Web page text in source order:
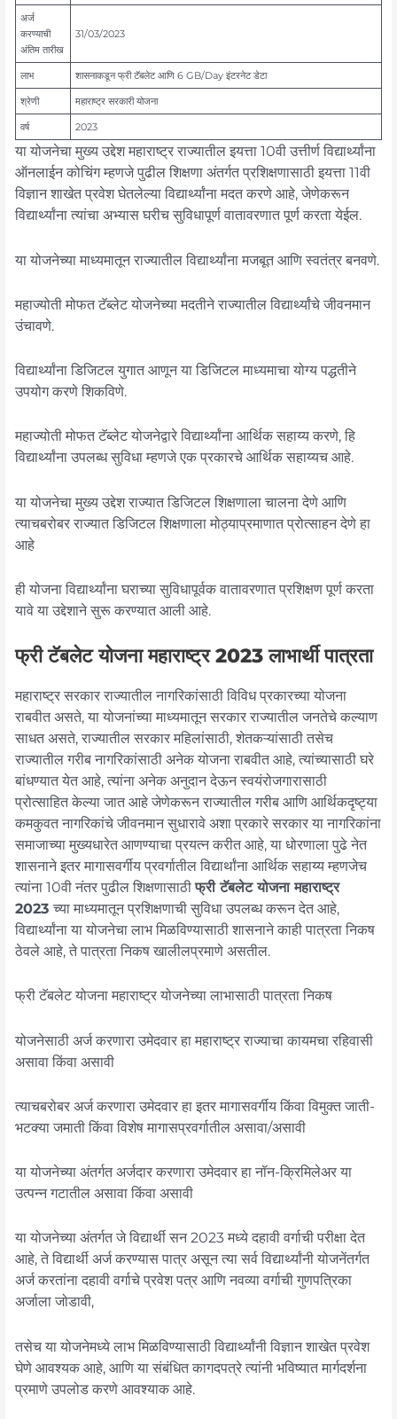
अर्ज
करण्याची
अंतिम तारीख
31/03/2023
लाभ शासनाकडून फ्री टॅबलेट आणि 6 GB/Day इंटरनेट डेटा
श्रेणी महाराष्ट्र सरकारी योजना
वर्ष 2023
या योजनेचा मुख्य उद्देश महाराष्ट्र राज्यातील इयत्ता 10वी उत्तीर्ण विद्यार्थ्यांना
ऑनलाईन कोचिंग म्हणजे पुढील शिक्षणा अंतर्गत प्रशिक्षणासाठी इयत्ता 11वी
विज्ञान शाखेत प्रवेश घेतलेल्या विद्यार्थ्यांना मदत करणे आहे, जेणेकरून
विद्यार्थ्यांना त्यांचा अभ्यास घरीच सुविधापूर्ण वातावरणात पूर्ण करता येईल.
या योजनेच्या माध्यमातून राज्यातील विद्यार्थ्यांना मजबूत आणि स्वतंत्र बनवणे.
महाज्योती मोफत टॅब्लेट योजनेच्या मदतीने राज्यातील विद्यार्थ्यांचे जीवनमान
उंचावणे.
विद्यार्थ्यांना डिजिटल युगात आणून या डिजिटल माध्यमाचा योग्य पद्धतीने
उपयोग करणे शिकविणे.
महाज्योती मोफत टॅब्लेट योजनेद्वारे विद्यार्थ्यांना आर्थिक सहाय्य करणे, हि
विद्यार्थ्यांना उपलब्ध सुविधा म्हणजे एक प्रकारचे आर्थिक सहाय्यच आहे.
या योजनेचा मुख्य उद्देश राज्यात डिजिटल शिक्षणाला चालना देणे आणि
त्याचबरोबर राज्यात डिजिटल शिक्षणाला मोठ्याप्रमाणात प्रोत्साहन देणे हा
आहे
ही योजना विद्यार्थ्यांना घराच्या सुविधापूर्वक वातावरणात प्रशिक्षण पूर्ण करता
यावे या उद्देशाने सुरू करण्यात आली आहे.
फ्री टॅबलेट योजना महाराष्ट्र 2023 लाभार्थी पात्रता
महाराष्ट्र सरकार राज्यातील नागरिकांसाठी विविध प्रकारच्या योजना
राबवीत असते, या योजनांच्या माध्यमातून सरकार राज्यातील जनतेचे कल्याण
साधत असते, राज्यातील सरकार महिलांसाठी, शेतकऱ्यांसाठी तसेच
राज्यातील गरीब नागरिकांसाठी अनेक योजना राबवीत आहे, त्यांच्यासाठी घरे
बांधण्यात येत आहे, त्यांना अनेक अनुदान देऊन स्वयंरोजगारासाठी
प्रोत्साहित केल्या जात आहे जेणेकरून राज्यातील गरीब आणि आर्थिकदृष्ट्या
कमकुवत नागरिकांचे जीवनमान सुधारावे अशा प्रकारे सरकार या नागरिकांना
समाजाच्या मुख्यधारेत आणण्याचा प्रयत्न करीत आहे, या धोरणाला पुढे नेत
शासनाने इतर मागासवर्गीय प्रवर्गातील विद्यार्थांना आर्थिक सहाय्य म्हणजेच
त्यांना 10वी नंतर पुढील शिक्षणासाठीफ्री टॅबलेट योजना महाराष्ट्र
2023 च्या माध्यमातून प्रशिक्षणाची सुविधा उपलब्ध करून देत आहे,
विद्यार्थ्यांना या योजनेचा लाभ मिळविण्यासाठी शासनाने काही पात्रता निकष
ठेवले आहे, ते पात्रता निकष खालीलप्रमाणे असतील.
फ्री टॅबलेट योजना महाराष्ट्र योजनेच्या लाभासाठी पात्रता निकष
योजनेसाठी अर्ज करणारा उमेदवार हा महाराष्ट्र राज्याचा कायमचा रहिवासी
असावा किंवा असावी
त्याचबरोबर अर्ज करणारा उमेदवार हा इतर मागासवर्गीय किंवा विमुक्त जाती-
भटक्या जमाती किंवा विशेष मागासप्रवर्गातील असावा/असावी
या योजनेच्या अंतर्गत अर्जदार करणारा उमेदवार हा नॉन-क्रिमिलेअर या
उत्पन्न गटातील असावा किंवा असावी
या योजनेच्या अंतर्गत जे विद्यार्थी सन 2023 मध्ये दहावी वर्गाची परीक्षा देत
आहे, ते विद्यार्थी अर्ज करण्यास पात्र असून त्या सर्व विद्यार्थ्यांनी योजनेंतर्गत
अर्ज करतांना दहावी वर्गाचे प्रवेश पत्र आणि नवव्या वर्गाची गुणपत्रिका
अर्जाला जोडावी,
तसेच या योजनेमध्ये लाभ मिळविण्यासाठी विद्यार्थ्यांनी विज्ञान शाखेत प्रवेश
घेणे आवश्यक आहे, आणि या संबंधित कागदपत्रे त्यांनी भविष्यात मार्गदर्शना
प्रमाणे उपलोड करणे आवश्याक आहे.